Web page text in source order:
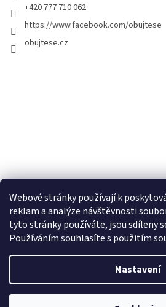
Webové stránky používají k
reklam a analýze návštěvnosti
tyto stránky používáte, jsou sdíleny
Používáním souhlasíte s použitím
Nastavení
+420 777 710 062
https://www.facebook.com/obujtese
obujtese.cz
Copyright 2026Obujtese.cz-srdeční